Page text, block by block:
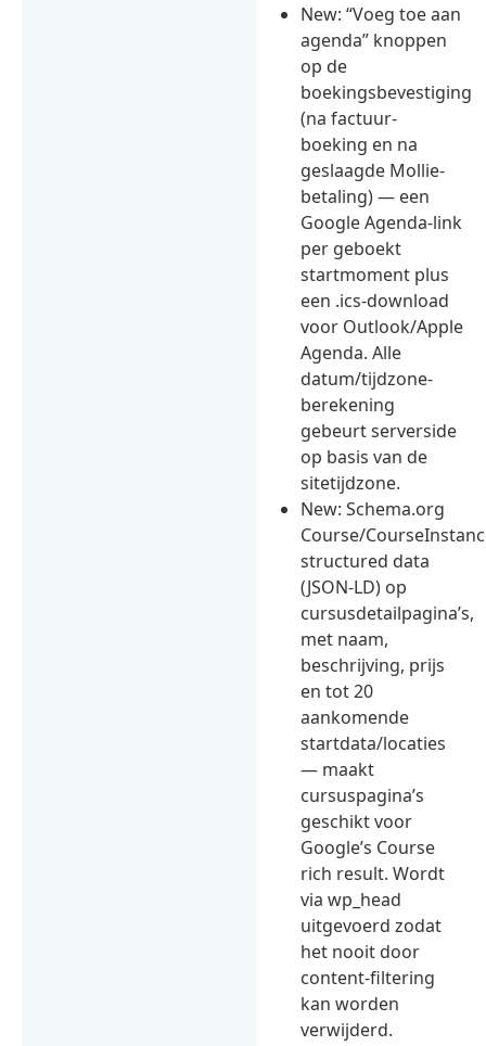
New: “Voeg toe aan
agenda” knoppen
op de
boekingsbevestiging
(na factuur-
boeking en na
geslaagde Mollie-
betaling) — een
Google Agenda-link
per geboekt
startmoment plus
een .ics-download
voor Outlook/Apple
Agenda. Alle
datum/tijdzone-
berekening
gebeurt serverside
op basis van de
sitetijdzone.
New: Schema.org
Course/
structured data
(JSON-LD) op
cursusdetailpagina’s,
met naam,
beschrijving, prijs
en tot 20
aankomende
startdata/locaties
— maakt
cursuspagina’s
geschikt voor
Google’s Course
rich result. Wordt
via wp_head
uitgevoerd zodat
het nooit door
content-filtering
kan worden
verwijderd.